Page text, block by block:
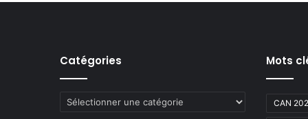
Catégories
Catégories
Mots
CAN